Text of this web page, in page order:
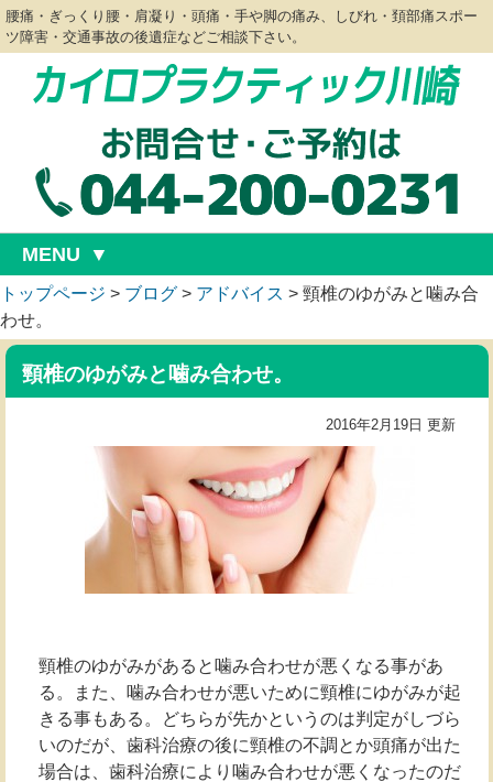
腰痛・ぎっくり腰・肩凝り・頭痛・手や脚の痛み、しびれ・頚部痛スポー
ツ障害・交通事故の後遺症などご相談下さい。
MENU
トップページ > ブログ > アドバイス > 頸椎のゆがみと噛み合
わせ。
頸椎のゆがみと噛み合わせ。
2016年2月19日 更新
頸椎のゆがみがあると噛み合わせが悪くなる事があ
る。また、噛み合わせが悪いために頸椎にゆがみが起
きる事もある。どちらが先かというのは判定がしづら
いのだが、歯科治療の後に頸椎の不調とか頭痛が出た
場合は、歯科治療により噛み合わせが悪くなったのだ